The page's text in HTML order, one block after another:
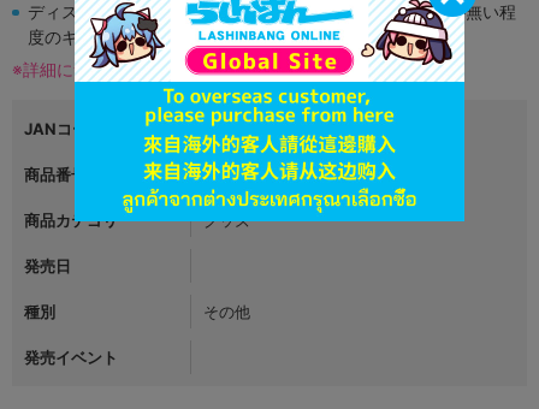
ディスク類の読み取り面のキズに関しまして再生に支障が無い程
度のキズがある場合がございます。
※詳細につきましてはコチラ
JANコード 6972636735844
商品番号 L04388408
商品カテゴリ グッズ
発売日
種別 その他
発売イベント